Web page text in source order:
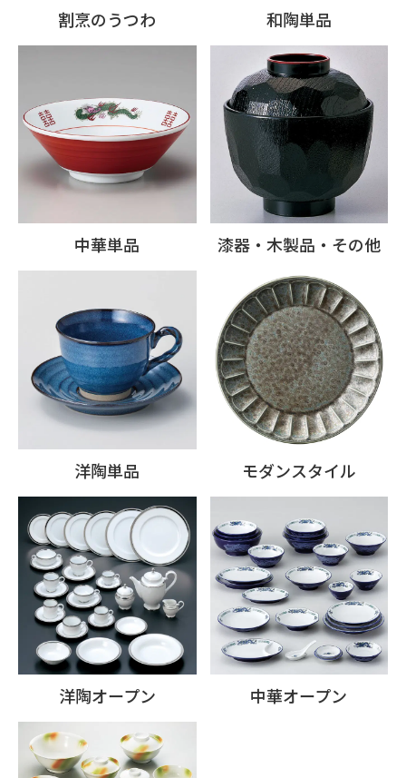
割烹のうつわ 和陶単品
中華単品 漆器・木製品・その他
洋陶単品 モダンスタイル
洋陶オープン 中華オープン